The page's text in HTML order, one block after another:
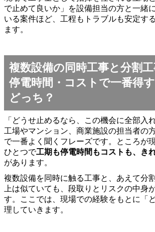
で止めて良いか」を設備担当の方と一緒
いる案件ほど、工程もトラブルも安定す
ます。
複数設備の同時工事と分割
停電時間・コストで一番得
どっち？
「どうせ止めるなら、この機会に全部入
工場やマンション、商業施設の担当者の
で一番よく聞くフレーズです。ところが
ひとつで工期も停電時間もコストも、き
があります。
複数設備を同時に触る工事と、あえて分
上は似ていても、段取りとリスクの中身
す。ここでは、現場での経験をもとに「
理していきます。